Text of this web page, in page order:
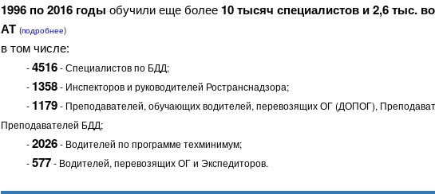
1996 по 2016 годы обучили еще более 10 тысяч специалистов и 2,6 тыс.
АТ (подробнее)
в том числе:
-4516- Специалистов по БДД;
- 1358- Инспекторов и руководителей Ространснадзора;
- 1179- Преподавателей, обучающих водителей, перевозящих ОГ (ДОПОГ),
Преподавателей БДД;
-2026- Водителей по программе техминимум;
-577- Водителей, перевозящих ОГ и Экспедиторов.